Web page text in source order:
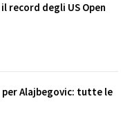
record degli US Open
Alajbegovic: tutte le